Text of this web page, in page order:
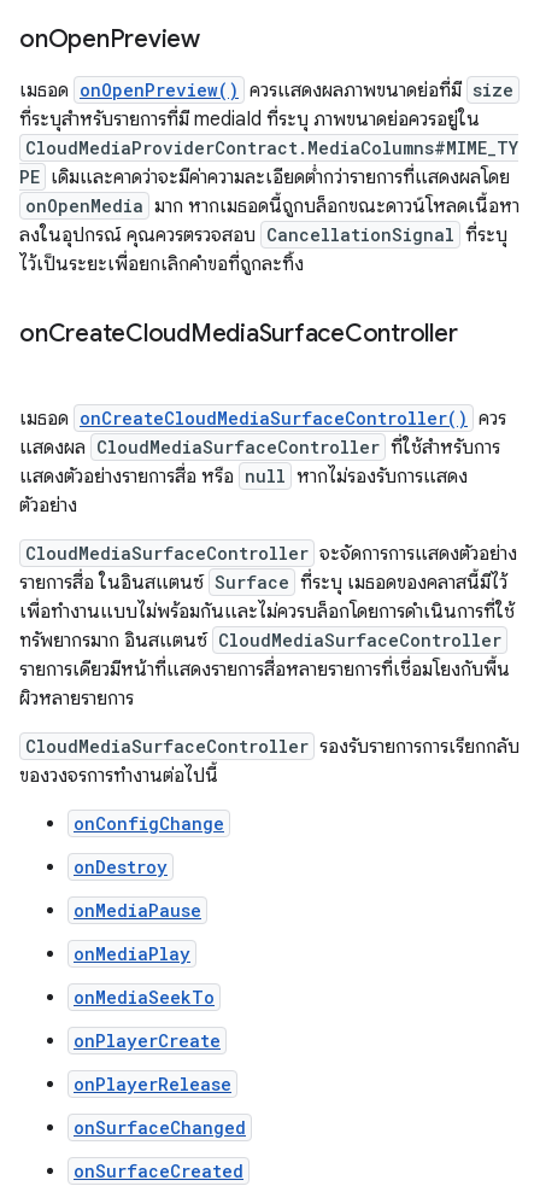
onOpenPreview
เมธอด onOpenPreview() ควรแสดงผลภาพขนาดย่อที่มี size
ที่ระบุสำหรับรายการที่มี mediaId ที่ระบุ ภาพขนาดย่อควรอยู่ใน
CloudMediaProviderContract.MediaColumns#MIME_TY
PE เดิมและคาดว่าจะมีค่าความละเอียดต่ำกว่ารายการที่แสดงผลโดย
onOpenMedia มาก หากเมธอดนี้ถูกบล็อกขณะดาวน์โหลดเนื้อหา
ลงในอุปกรณ์ คุณควรตรวจสอบ CancellationSignal ที่ระบุ
ไว้เป็นระยะเพื่อยกเลิกคำขอที่ถูกละทิ้ง
onCreateCloudMediaSurfaceController
เมธอด onCreateCloudMediaSurfaceController() ควร
แสดงผล CloudMediaSurfaceController ที่ใช้สำหรับการ
แสดงตัวอย่างรายการสื่อ หรือ null หากไม่รองรับการแสดง
ตัวอย่าง
CloudMediaSurfaceController จะจัดการการแสดงตัวอย่าง
รายการสื่อ ในอินสแตนซ์ Surface ที่ระบุ เมธอดของคลาสนี้มีไว้
เพื่อทำงานแบบไม่พร้อมกันและไม่ควรบล็อกโดยการดำเนินการที่ใช้
ทรัพยากรมาก อินสแตนซ์ CloudMediaSurfaceController
รายการเดียวมีหน้าที่แสดงรายการสื่อหลายรายการที่เชื่อมโยงกับพื้น
ผิวหลายรายการ
CloudMediaSurfaceController รองรับรายการการเรียกกลับ
ของวงจรการทำงานต่อไปนี้
onConfigChange
onDestroy
onMediaPause
onMediaPlay
onMediaSeekTo
onPlayerCreate
onPlayerRelease
onSurfaceChanged
onSurfaceCreated